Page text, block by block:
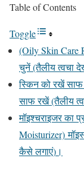
Table of Contents
Toggle
(Oily Skin Care
चुनें (तैलीय त्वचा
स्किन को रखें साफ
साफ रखें (तैलीय
मॉइश्चराइजर का
Moisturizer)
कैसे लगाएं)।